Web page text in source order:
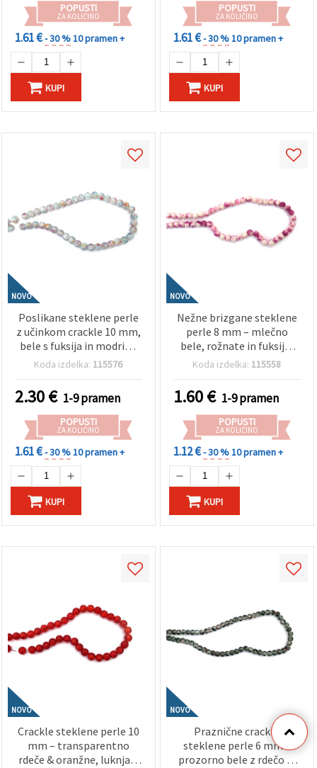
POPUSTI
ZA KOLIČINO
1.61 €- 30 %10 pramen +
KUPI
POPUSTI
ZA KOLIČINO
1.61 €- 30 %10 pramen +
KUPI
NOVO
Poslikane steklene perle
z učinkom crackle 10 mm,
bele s fuksija in modrimi
ter zlatimi barvnimi
~85 kos – za izdelavo
nakita in hobby
ustvarjanje
Koda izdelka: 115576
2.30€ 1-9 pramen
POPUSTI
ZA KOLIČINO
1.61 €- 30 %10 pramen +
KUPI
NOVO
Nežne brizgane steklene
perle 8 mm – mlečno
bele, rožnate in fuksija,
luknja 1 mm, niz ~105 kos
romantičnega nakita in
kreativnih ročnih izdelkov
Koda izdelka: 115558
1.60€ 1-9 pramen
POPUSTI
ZA KOLIČINO
1.12 €- 30 %10 pramen +
KUPI
NOVO
Crackle steklene perle 10
mm – transparentno
rdeče & oranžne, luknja 1
NOVO
Praznične crackle
steklene perle 6 mm –
prozorno bele z rdečo in